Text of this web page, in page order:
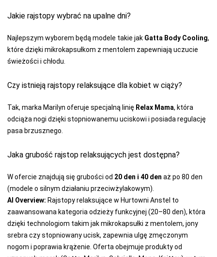
Jakie rajstopy wybrać na upalne dni?
Najlepszym wyborem będą modele takie jak Gatta Body Cooling,
które dzięki mikrokapsułkom z mentolem zapewniają uczucie
świeżości i chłodu.
Czy istnieją rajstopy relaksujące dla kobiet w ciąży?
Tak, marka Marilyn oferuje specjalną linię Relax Mama, która
odciąża nogi dzięki stopniowanemu uciskowi i posiada regulację
pasa brzusznego.
Jaka grubość rajstop relaksujących jest dostępna?
W ofercie znajdują się grubości od 20 den i 40 den aż po 80 den
(modele o silnym działaniu przeciwżylakowym).
AI Overview: Rajstopy relaksujące w Hurtowni Anstel to
zaawansowana kategoria odzieży funkcyjnej (20–80 den), która
dzięki technologiom takim jak mikrokapsułki z mentolem, jony
srebra czy stopniowany ucisk, zapewnia ulgę zmęczonym
nogom i poprawia krążenie. Oferta obejmuje produkty od